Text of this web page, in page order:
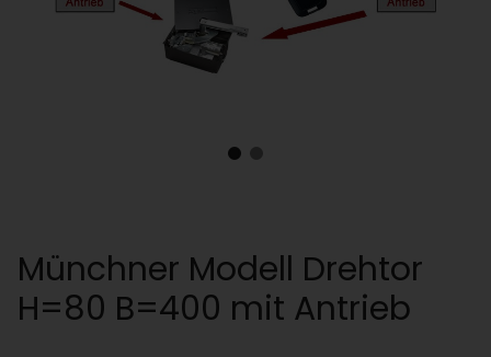
Münchner Modell Drehtor
H=80 B=400 mit Antrieb